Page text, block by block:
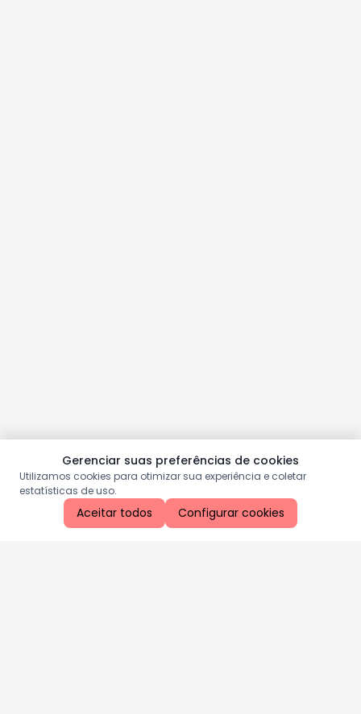
Gerenciar suas preferências de cookies
Utilizamos cookies para otimizar sua experiência e coletar
estatísticas de uso.
Aceitar todos Configurar cookies